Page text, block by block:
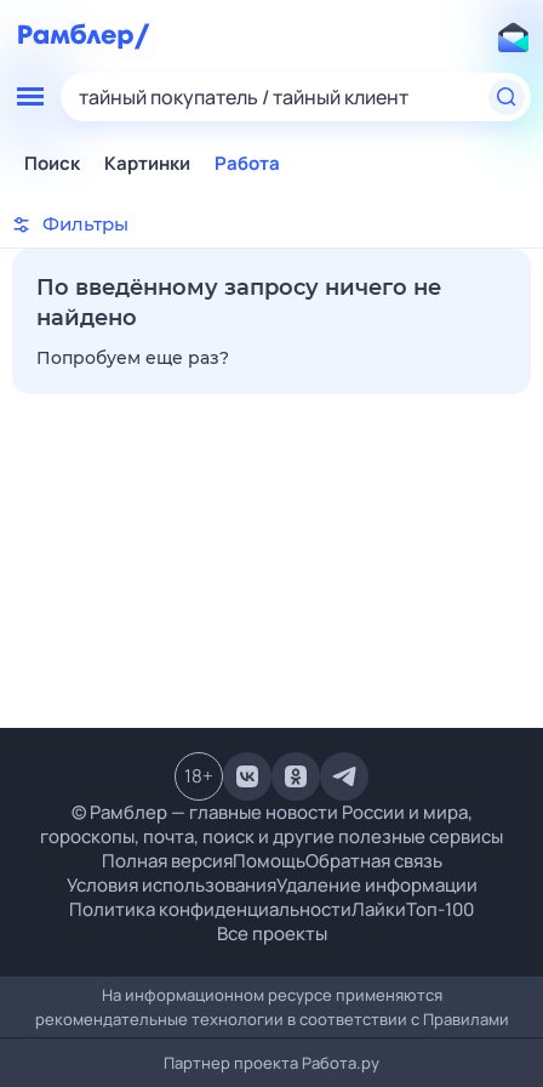
тайный покупатель / тайный клиент
Поиск Картинки Работа
Фильтры
По введённому запросу ничего не
найдено
Попробуем еще раз?
© Рамблер — главные новости России и мира,
гороскопы, почта, поиск и другие полезные сервисы
Полная версияПомощьОбратная связь
Условия использованияУдаление информации
Политика конфиденциальностиЛайкиТоп-100
Все проекты
18+
На информационном ресурсе применяются
рекомендательные технологии в соответствии с Правилами
Партнер проекта Работа.ру